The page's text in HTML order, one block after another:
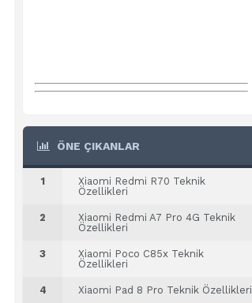
ÖNE ÇIKANLAR
1
Xiaomi Redmi R70 Teknik
Özellikleri
2
Xiaomi Redmi A7 Pro 4G Teknik
Özellikleri
3
Xiaomi Poco C85x Teknik
Özellikleri
4 Xiaomi Pad 8 Pro Teknik Özellikleri